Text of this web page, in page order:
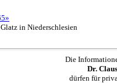
in Niederschlesien
Die
Dr.
dürfen für